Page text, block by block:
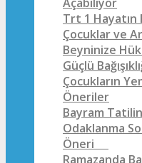
Trt 1 Hayatın
Çocuklar ve
Beyninize
Güçlü
Çocukların
Öneriler
Bayram
Odaklanma
Öneri
Ramazanda